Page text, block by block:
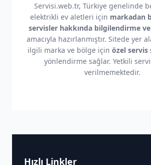
Servisi.web.tr, Türkiye genelinde
elektrikli ev aletleri için markadan
servisler hakkında bilgilendirme
amacıyla hazırlanmıştır. Sitede yer
ilgili marka ve bölge için özel servis
yönlendirme sağlar. Yetkili
verilmemektedir.
Hızlı Linkler